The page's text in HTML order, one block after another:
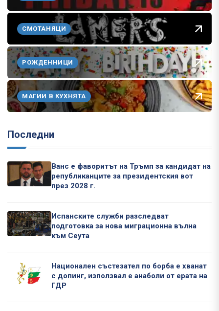
СМОТАНЯЦИ
РОЖДЕННИЦИ
МАГИИ В КУХНЯТА
Последни
Ванс е фаворитът на Тръмп за кандидат на
републиканците за президентския вот
през 2028 г.
Испанските служби разследват
подготовка за нова миграционна вълна
към Сеута
Национален състезател по борба е хванат
с допинг, използвал е анаболи от ерата на
ГДР